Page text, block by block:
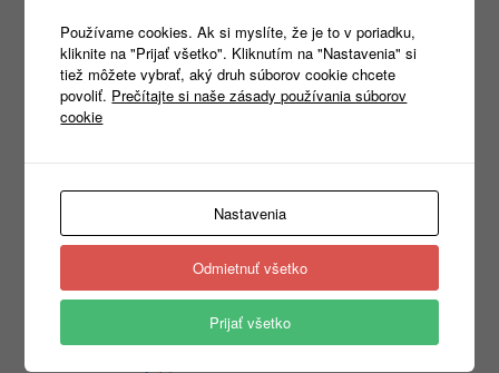
Kategórie
Nezaradené
▼ PRACOVNÉ ODEVY(1333)
(156)
Biele odevy(13)
(92)
S kapucňou(14)
(32)
Vesty(20)
Používame cookies. Ak si myslíte, že je to v poriadku,
kliknite na "Prijať všetko". Kliknutím na "Nastavenia" si
tiež môžete vybrať, aký druh súborov cookie chcete
povoliť. Prečítajte si naše zásady používania súborov
cookie
Nastavenia
Odmietnuť všetko
Prijať všetko